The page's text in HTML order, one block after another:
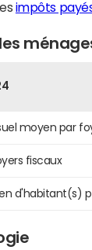
impôts
moyen par
fiscaux
d'habitant(s)